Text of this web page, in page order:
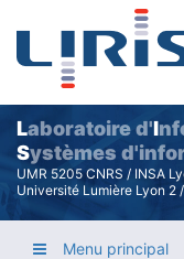
Laboratoire d'I
Systèmes
UMR 5205 CNRS / INSA
Université Lumière Lyon 2
Menu principal